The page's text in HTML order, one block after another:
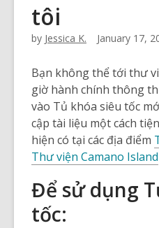
tôi
by Jessica K. January 17,
Bạn không thể tới thư
giờ hành chính thông
vào Tủ khóa siêu tốc
cập tài liệu một cách
hiện có tại các địa điểm
Thư viện Camano Island
Để sử dụng
tốc: